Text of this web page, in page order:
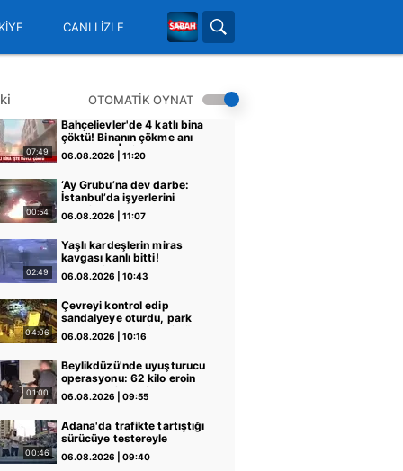
CANLI İZLE
OTOMATİK OYNAT
07:49
Bahçelievler'de 4 katlı bina
çöktü! Binanın çökme anı
kamerada | Video
06.08.2026 | 11:20
00:54
‘Ay Grubu’na dev darbe:
İstanbul’da işyerlerini
hedef almışlardı!
Kurşunlama, kundaklama…
06.08.2026 | 11:07
02:49
Yaşlı kardeşlerin miras
kavgası kanlı bitti!
Ağabeyine kurşun
yağdırdığı anlar kamerada
06.08.2026 | 10:43
04:06
Çevreyi kontrol edip
sandalyeye oturdu, park
boşalınca motosikleti böyle
çaldı | Video
06.08.2026 | 10:16
01:00
Beylikdüzü'nde uyuşturucu
operasyonu: 62 kilo eroin
ve metamfetamin ele
geçirildi | Video
06.08.2026 | 09:55
00:46
Adana'da trafikte tartıştığı
sürücüye testereyle
saldırdı: O anlar kamerada
| Video
06.08.2026 | 09:40